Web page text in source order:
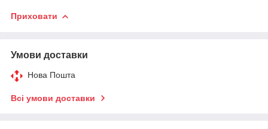
Приховати
Умови доставки
Нова Пошта
Всі умови доставки